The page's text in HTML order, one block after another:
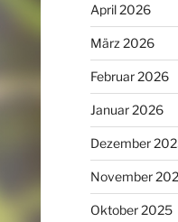
April 2026
März 2026
Februar 2026
Januar 2026
Dezember
November
Oktober 2025